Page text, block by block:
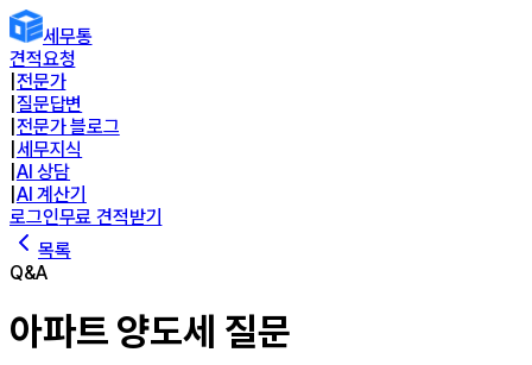
세무통
견적요청
전문가
질문답변
전문가 블로그
세무지식
AI 상담
AI 계산기
로그인무료 견적받기
목록
Q&A
아파트 양도세 질문